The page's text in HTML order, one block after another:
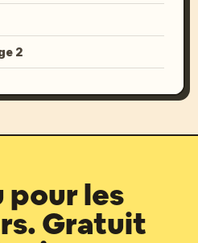
2
pour les
Gratuit